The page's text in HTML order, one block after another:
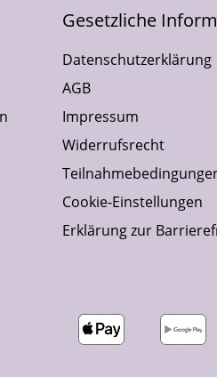
Gesetzliche
Datenschutzerklärung
AGB
Impressum
Widerrufsrecht
Cookie-Einstellungen
Erklärung zur